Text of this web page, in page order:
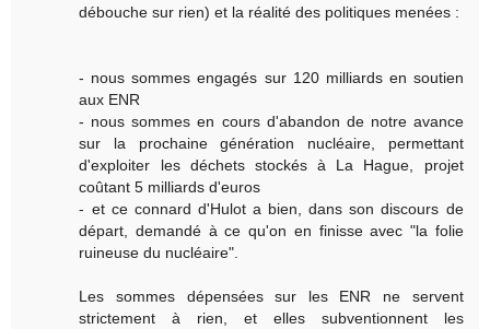
débouche sur rien) et la réalité des politiques menées :
- nous sommes engagés sur 120 milliards en soutien
aux ENR
- nous sommes en cours d'abandon de notre avance
sur la prochaine génération nucléaire, permettant
d'exploiter les déchets stockés à La Hague, projet
coûtant 5 milliards d'euros
- et ce connard d'Hulot a bien, dans son discours de
départ, demandé à ce qu'on en finisse avec "la folie
ruineuse du nucléaire".
Les sommes dépensées sur les ENR ne servent
strictement à rien, et elles subventionnent les